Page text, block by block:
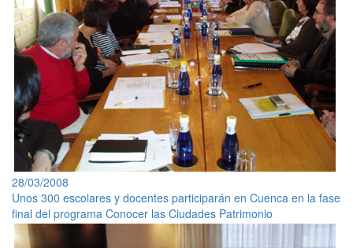
28/03/2008
Unos 300 escolares y docentes participarán en Cuenca en la fase
final del programa Conocer las Ciudades Patrimonio